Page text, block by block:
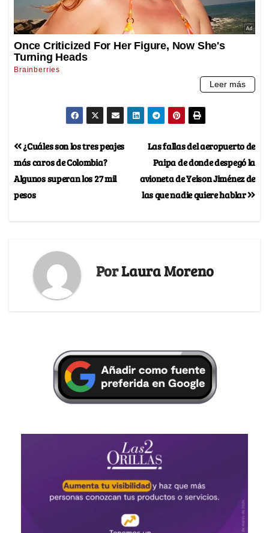
Las fallas del aeropuerto de
Paipa de donde despegó la
avioneta de Yeison Jiménez de
las que nadie quiere hablar
¿Cuáles son los tres peajes
más caros de Colombia?
Algunos superan los 27 mil
pesos
PorLaura Moreno